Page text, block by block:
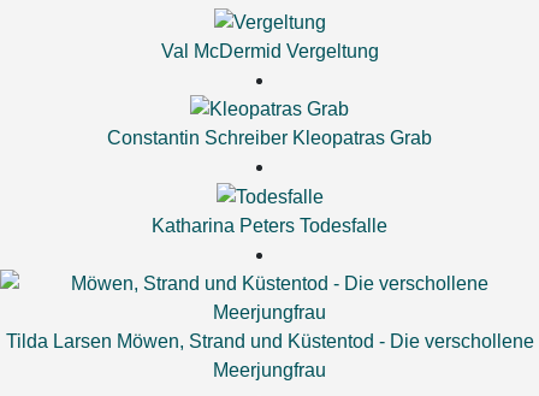
Val McDermid Vergeltung
Constantin Schreiber Kleopatras Grab
Katharina Peters Todesfalle
Tilda Larsen Möwen, Strand und Küstentod - Die verschollene
Meerjungfrau